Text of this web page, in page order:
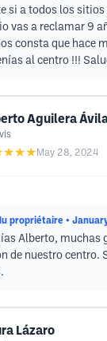
si a todos los sitios
vas a reclamar 9
consta que hace
al centro !!!
Aguilera
May 28, 2024
propriétaire •
Alberto, muchas
de nuestro centro.
Lázaro